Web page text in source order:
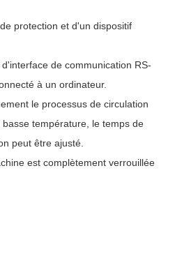
protection et d'un dispositif
de communication RS-
à un ordinateur.
le processus de circulation
température, le temps de
peut être ajusté.
est complètement verrouillée